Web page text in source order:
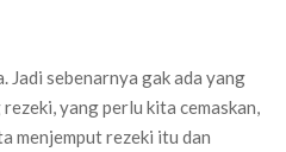
sebenarnya gak ada yang
yang perlu kita cemaskan,
menjemput rezeki itu dan